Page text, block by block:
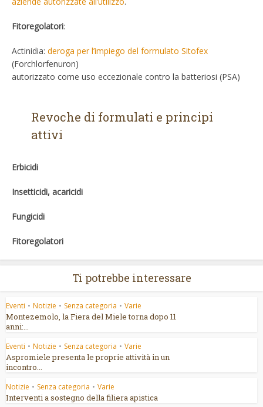
Fitoregolatori:
Actinidia: deroga per l’impiego del formulato Sitofex
(Forchlorfenuron)
autorizzato come uso eccezionale contro la batteriosi (PSA)
Revoche di formulati e principi
attivi
Erbicidi
Insetticidi, acaricidi
Fungicidi
Fitoregolatori
Ti potrebbe interessare
Eventi • Notizie • Senza categoria • Varie
Montezemolo, la Fiera del Miele torna dopo 11
anni:...
Eventi • Notizie • Senza categoria • Varie
Aspromiele presenta le proprie attività in un
incontro...
Notizie • Senza categoria • Varie
Interventi a sostegno della filiera apistica